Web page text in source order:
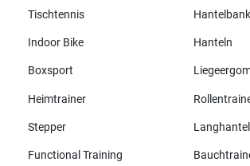
Tischtennis Hantelbank
Indoor Bike Hanteln
Boxsport
Heimtrainer
Stepper
Functional Training